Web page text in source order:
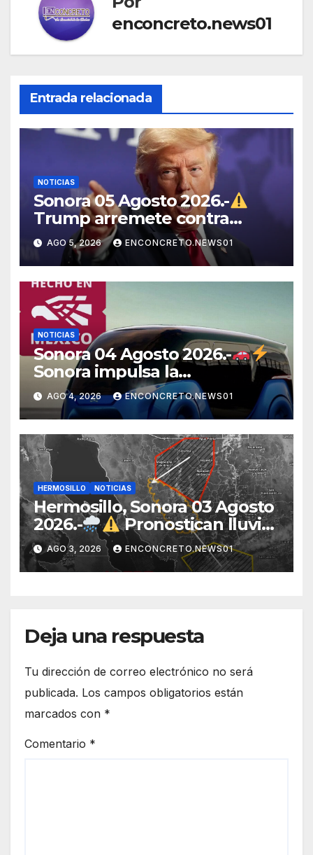
enconcreto.news01
Entrada relacionada
NOTICIAS
Sonora 05 Agosto 2026.-
Trump arremete contra
México, Canadá y otras
potencias por supuestos
abusos comerciales
AGO 5, 2026 ENCONCRETO.NEWS01
NOTICIAS
Sonora 04 Agosto 2026.-
Sonora impulsa la
electromovilidad con
«Beyond», un vehículo
eléctrico desarrollado junto al
ITH
AGO 4, 2026 ENCONCRETO.NEWS01
HERMOSILLO NOTICIAS
Hermosillo, Sonora 03 Agosto
2026.-
Pronostican lluvias
para Hermosillo esta noche;
norte de Sonora registra
mayor potencial de
AGO 3, 2026 ENCONCRETO.NEWS01
Deja una respuesta
Tu dirección de correo electrónico no será
publicada. Los campos obligatorios están
marcados con *
Comentario *